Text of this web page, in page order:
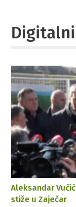
Aleksandar
stiže u Zaječar